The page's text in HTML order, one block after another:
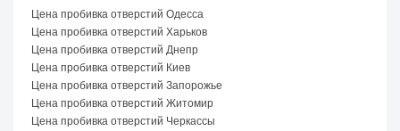
Цена пробивка отверстий Одесса
Цена пробивка отверстий Харьков
Цена пробивка отверстий Днепр
Цена пробивка отверстий Киев
Цена пробивка отверстий Запорожье
Цена пробивка отверстий Житомир
Цена пробивка отверстий Черкассы